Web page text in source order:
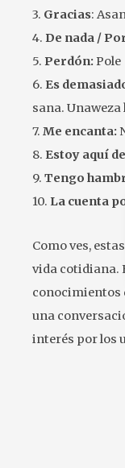
3. Gracias:
4. De nada /
5. Perdón:Pole
6. Es
sana.
7. Me encanta:
8. Estoy aquí
9. Tengo
10. La cuenta
Como ves,
vida cotidiana.
conocimientos
una
interés por los